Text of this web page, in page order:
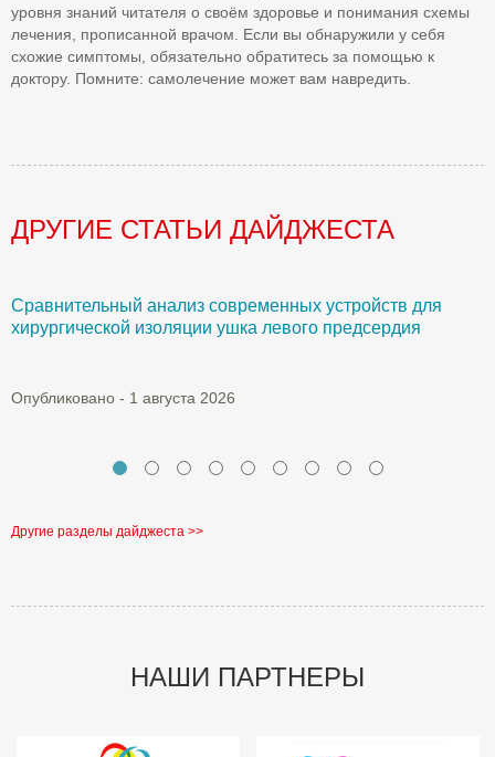
уровня знаний читателя о своём здоровье и понимания схемы
лечения, прописанной врачом. Если вы обнаружили у себя
схожие симптомы, обязательно обратитесь за помощью к
доктору. Помните: самолечение может вам навредить.
ДРУГИЕ СТАТЬИ ДАЙДЖЕСТА
Сравнительный анализ современных устройств для
хирургической изоляции ушка левого предсердия
Опубликовано - 1 августа 2026
Другие разделы дайджеста >>
НАШИ ПАРТНЕРЫ